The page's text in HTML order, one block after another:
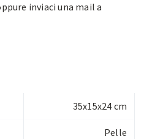
inviaci una mail a
35x15x24 cm
Pelle